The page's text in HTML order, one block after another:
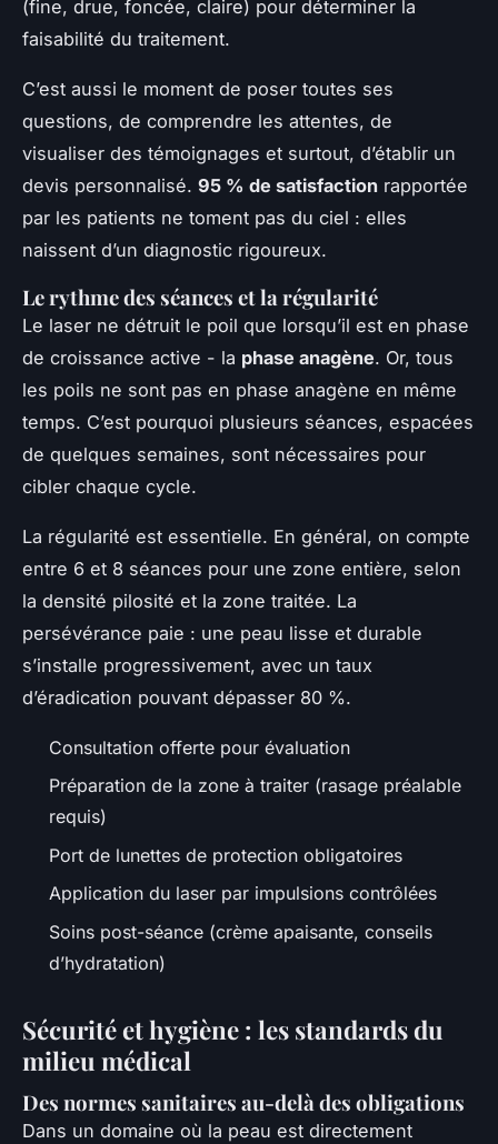
(fine, drue, foncée, claire) pour déterminer la
faisabilité du traitement.
C’est aussi le moment de poser toutes ses
questions, de comprendre les attentes, de
visualiser des témoignages et surtout, d’établir un
devis personnalisé. 95 % de satisfaction rapportée
par les patients ne toment pas du ciel : elles
naissent d’un diagnostic rigoureux.
Le rythme des séances et la régularité
Le laser ne détruit le poil que lorsqu’il est en phase
de croissance active - la phase anagène. Or, tous
les poils ne sont pas en phase anagène en même
temps. C’est pourquoi plusieurs séances, espacées
de quelques semaines, sont nécessaires pour
cibler chaque cycle.
La régularité est essentielle. En général, on compte
entre 6 et 8 séances pour une zone entière, selon
la densité pilosité et la zone traitée. La
persévérance paie : une peau lisse et durable
s’installe progressivement, avec un taux
d’éradication pouvant dépasser 80 %.
Consultation offerte pour évaluation
Préparation de la zone à traiter (rasage préalable
requis)
Port de lunettes de protection obligatoires
Application du laser par impulsions contrôlées
Soins post-séance (crème apaisante, conseils
d’hydratation)
Sécurité et hygiène : les standards du
milieu médical
Des normes sanitaires au-delà des obligations
Dans un domaine où la peau est directement